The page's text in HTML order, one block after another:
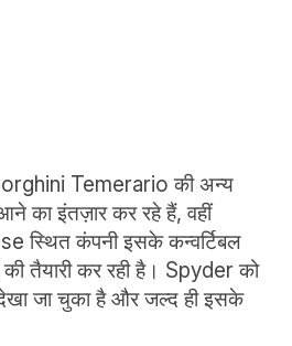
Temerario की अन्य
का इंतज़ार कर रहे हैं, वहीं
स्थित कंपनी इसके कन्वर्टिबल
तैयारी कर रही है। Spyder को
जा चुका है और जल्द ही इसके